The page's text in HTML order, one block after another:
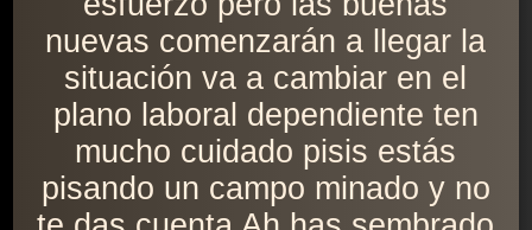
nuevas comenzarán a llegar la
situación va a cambiar en el
plano laboral dependiente ten
mucho cuidado pisis estás
pisando un campo minado y no